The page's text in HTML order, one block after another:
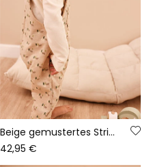
Beige gemustertes Strick-Set für Babyjungen mit Bärenprint
42,95 €